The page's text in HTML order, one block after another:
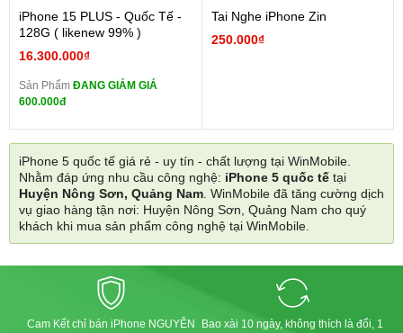
iPhone 15 PLUS - Quốc Tế -
128G ( likenew 99% )
16.300.000₫
Sản Phẩm ĐANG GIẢM GIÁ
600.000đ
Tai Nghe iPhone Zin
250.000₫
iPhone 5 quốc tế giá rẻ - uy tín - chất lượng tại WinMobile.
Nhằm đáp ứng nhu cầu công nghệ: iPhone 5 quốc tế tại
Huyện Nông Sơn, Quảng Nam. WinMobile đã tăng cường dịch
vụ giao hàng tận nơi: Huyện Nông Sơn, Quảng Nam cho quý
khách khi mua sản phẩm công nghệ tại WinMobile.
Cam Kết chỉ bán iPhone NGUYÊN
Bao xài 10 ngày, không thích là đổi, 1